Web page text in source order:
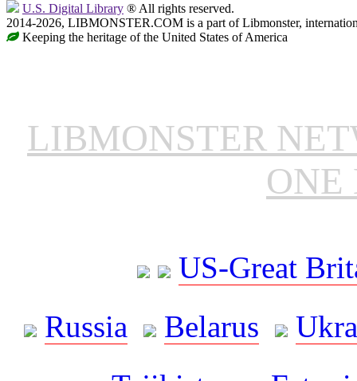
U.S. Digital Library ® All rights reserved.
2014-2026, LIBMONSTER.COM is a part of Libmonster,
Keeping the heritage of the United States of America
LIBMONSTER
ONE
US-Great
Russia
Belarus